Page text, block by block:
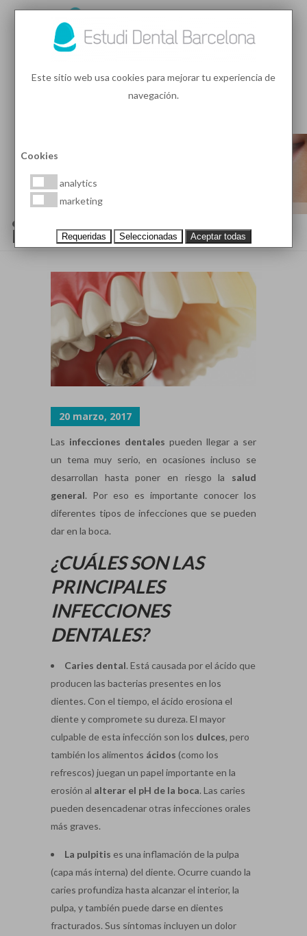
¿CUÁLES SON LOS TIPOS DE
INFECCIONES DENTALES?
20 marzo, 2017
Las infecciones dentales pueden llegar a ser
un tema muy serio, en ocasiones incluso se
desarrollan hasta poner en riesgo la salud
general. Por eso es importante conocer los
diferentes tipos de infecciones que se pueden
dar en la boca.
¿CUÁLES SON LAS
PRINCIPALES
INFECCIONES
DENTALES?
Caries dental. Está causada por el ácido que
producen las bacterias presentes en los
dientes. Con el tiempo, el ácido erosiona el
diente y compromete su dureza. El mayor
culpable de esta infección son los dulces, pero
también los alimentos ácidos (como los
refrescos) juegan un papel importante en la
erosión al alterar el pH de la boca. Las caries
pueden desencadenar otras infecciones orales
más graves.
La pulpitis es una inflamación de la pulpa
(capa más interna) del diente. Ocurre cuando la
caries profundiza hasta alcanzar el interior, la
pulpa, y también puede darse en dientes
fracturados. Sus síntomas incluyen un dolor
Este sitio web usa cookies para mejorar tu experiencia de
navegación.
Cookies
analytics
marketing
Requeridas Seleccionadas Aceptar todas